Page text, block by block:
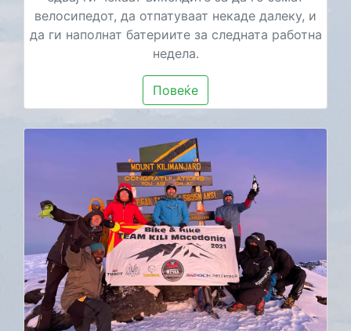
велосипедот, да отпатуваат некаде далеку, и
да ги наполнат батериите за следната работна
недела.
Повеќе